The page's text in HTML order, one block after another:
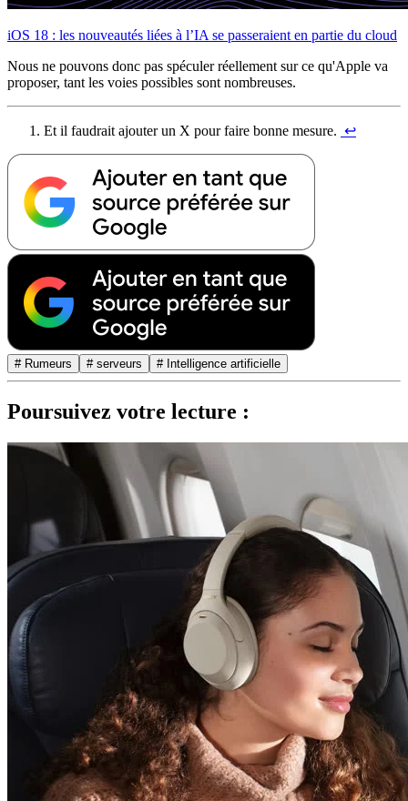
iOS 18 : les nouveautés liées à l’IA se passeraient en partie du cloud
Nous ne pouvons donc pas spéculer réellement sur ce qu'Apple va
proposer, tant les voies possibles sont nombreuses.
Et il faudrait ajouter un X pour faire bonne mesure. ↩︎
# Rumeurs # serveurs # Intelligence artificielle
Poursuivez votre lecture :